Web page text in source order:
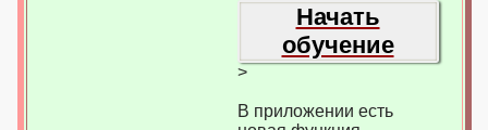
Начать
обучение
>
В приложении есть